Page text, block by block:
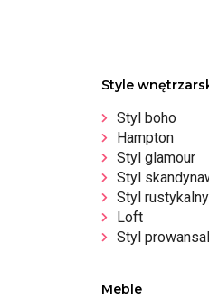
Style
Styl boho
Hampton
Styl glamour
Styl
Styl rustykalny
Loft
Styl
Meble